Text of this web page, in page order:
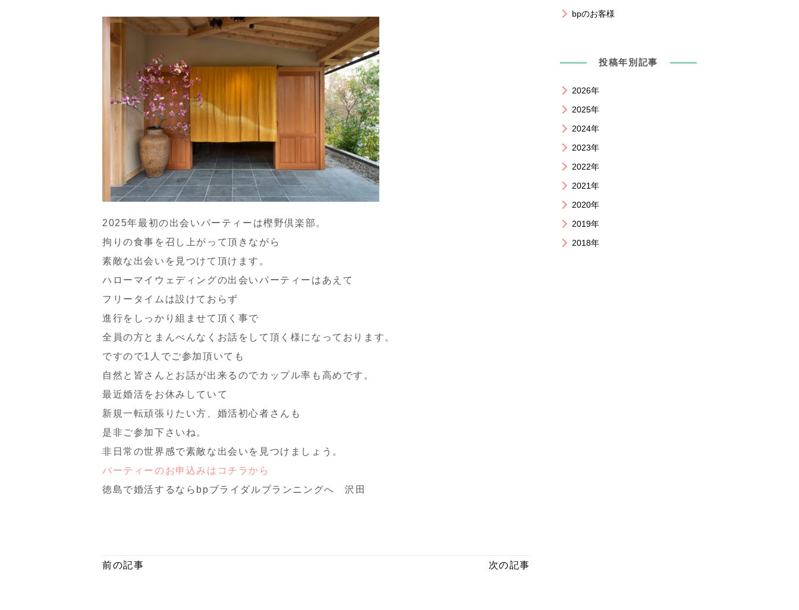
2025年最初の出会いパーティーは樫野倶楽部。
拘りの食事を召し上がって頂きながら
素敵な出会いを見つけて頂けます。
ハローマイウェディングの出会いパーティーはあえて
フリータイムは設けておらず
進行をしっかり組ませて頂く事で
全員の方とまんべんなくお話をして頂く様になっております。
ですので1人でご参加頂いても
自然と皆さんとお話が出来るのでカップル率も高めです。
最近婚活をお休みしていて
新規一転頑張りたい方、婚活初心者さんも
是非ご参加下さいね。
非日常の世界感で素敵な出会いを見つけましょう。
パーティーのお申込みはコチラから
徳島で婚活するならbpブライダルプランニングへ 沢田
前の記事 次の記事
bpのお客様
投稿年別記事
2026年
2025年
2024年
2023年
2022年
2021年
2020年
2019年
2018年